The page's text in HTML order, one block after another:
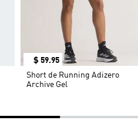
$ 59.95
Short de Running Adizero
Archive Gel